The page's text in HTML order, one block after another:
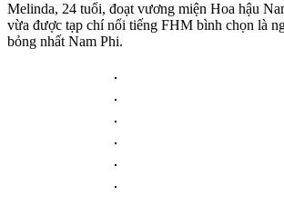
Melinda, 24 tuổi, đoạt vương miện Hoa hậu
vừa được tạp chí nổi tiếng FHM bình chọn là
bỏng nhất Nam Phi.